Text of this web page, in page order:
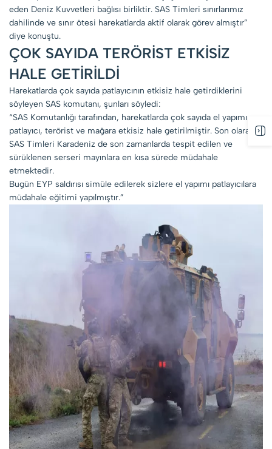
eden Deniz Kuvvetleri bağlısı birliktir. SAS Timleri sınırlarımız
dahilinde ve sınır ötesi harekatlarda aktif olarak görev almıştır”
diye konuştu.
ÇOK SAYIDA TERÖRİST ETKİSİZ
HALE GETİRİLDİ
Harekatlarda çok sayıda patlayıcının etkisiz hale getirdiklerini
söyleyen SAS komutanı, şunları söyledi:
“SAS Komutanlığı tarafından, harekatlarda çok sayıda el yapımı
patlayıcı, terörist ve mağara etkisiz hale getirilmiştir. Son olarak
SAS Timleri Karadeniz de son zamanlarda tespit edilen ve
sürüklenen serseri mayınlara en kısa sürede müdahale
etmektedir.
Bugün EYP saldırısı simüle edilerek sizlere el yapımı patlayıcılara
müdahale eğitimi yapılmıştır.”